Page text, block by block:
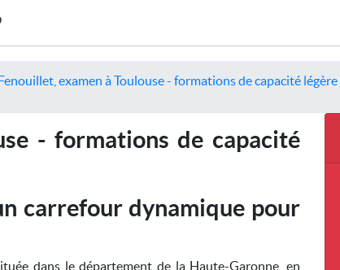
examen à Toulouse - formations de capacité
- formations de capacité
carrefour dynamique pour
dans le département de la Haute-Garonne, en